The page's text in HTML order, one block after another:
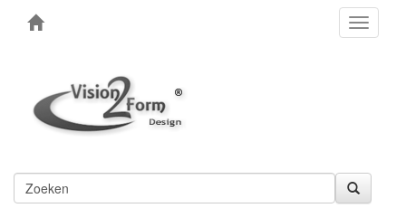
Toggle